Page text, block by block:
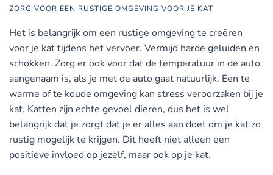
ZORG VOOR EEN RUSTIGE OMGEVING VOOR JE KAT
Het is belangrijk om een rustige omgeving te creëren
voor je kat tijdens het vervoer. Vermijd harde geluiden en
schokken. Zorg er ook voor dat de temperatuur in de auto
aangenaam is, als je met de auto gaat natuurlijk. Een te
warme of te koude omgeving kan stress veroorzaken bij je
kat. Katten zijn echte gevoel dieren, dus het is wel
belangrijk dat je zorgt dat je er alles aan doet om je kat zo
rustig mogelijk te krijgen. Dit heeft niet alleen een
positieve invloed op jezelf, maar ook op je kat.